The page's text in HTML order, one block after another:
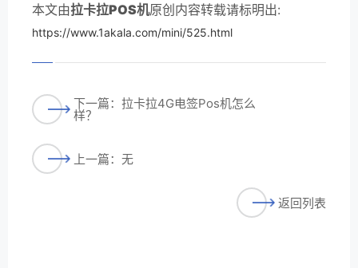
本文由拉卡拉POS机原创内容转载请标明出:
https://www.1akala.com/mini/525.html
下一篇：拉卡拉4G电签Pos机怎么
样？
上一篇：无
返回列表